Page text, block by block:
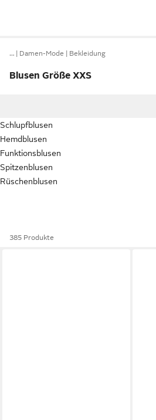
… Damen-Mode Bekleidung
Blusen Größe XXS
Schlupfblusen
Hemdblusen
Funktionsblusen
Spitzenblusen
Rüschenblusen
385 Produkte